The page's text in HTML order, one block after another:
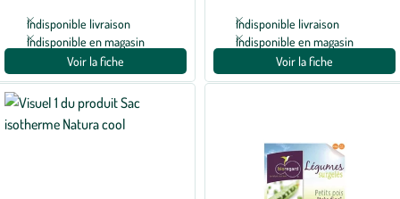
Indisponible livraison
Indisponible en magasin
Voir la fiche
Indisponible livraison
Indisponible en magasin
Voir la fiche